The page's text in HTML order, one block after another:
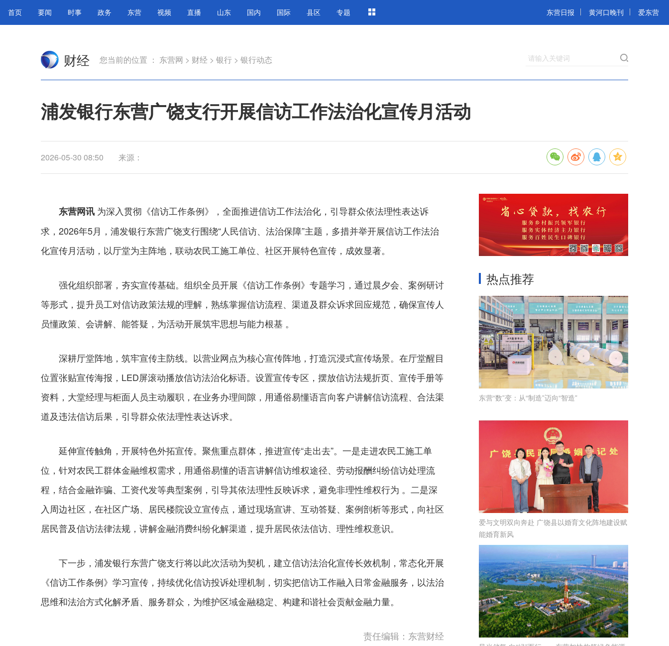
首页 要闻 时事 政务 东营 视频 直播 山东 国内 国际 县区 专题 东营日报 黄河口晚刊 爱东营
财经 您当前的位置 ： 东营网 > 财经 > 银行 > 银行动态 请输入关键词
浦发银行东营广饶支行开展信访工作法治化宣传月活动
2026-05-30 08:50 来源：
东营网讯 为深入贯彻《信访工作条例》，全面推进信访工作法治化，引导群众依法理性表达诉
求，2026年5月，浦发银行东营广饶支行围绕“人民信访、法治保障”主题，多措并举开展信访工作法治
化宣传月活动，以厅堂为主阵地，联动农民工施工单位、社区开展特色宣传，成效显著。
强化组织部署，夯实宣传基础。组织全员开展《信访工作条例》专题学习，通过晨夕会、案例研讨
等形式，提升员工对信访政策法规的理解，熟练掌握信访流程、渠道及群众诉求回应规范，确保宣传人
员懂政策、会讲解、能答疑，为活动开展筑牢思想与能力根基 。
深耕厅堂阵地，筑牢宣传主防线。以营业网点为核心宣传阵地，打造沉浸式宣传场景。在厅堂醒目
位置张贴宣传海报，LED屏滚动播放信访法治化标语。设置宣传专区，摆放信访法规折页、宣传手册等
资料，大堂经理与柜面人员主动履职，在业务办理间隙，用通俗易懂语言向客户讲解信访流程、合法渠
道及违法信访后果，引导群众依法理性表达诉求。
延伸宣传触角，开展特色外拓宣传。聚焦重点群体，推进宣传“走出去”。一是走进农民工施工单
位，针对农民工群体金融维权需求，用通俗易懂的语言讲解信访维权途径、劳动报酬纠纷信访处理流
程，结合金融诈骗、工资代发等典型案例，引导其依法理性反映诉求，避免非理性维权行为 。二是深
入周边社区，在社区广场、居民楼院设立宣传点，通过现场宣讲、互动答疑、案例剖析等形式，向社区
居民普及信访法律法规，讲解金融消费纠纷化解渠道，提升居民依法信访、理性维权意识。
下一步，浦发银行东营广饶支行将以此次活动为契机，建立信访法治化宣传长效机制，常态化开展
《信访工作条例》学习宣传，持续优化信访投诉处理机制，切实把信访工作融入日常金融服务，以法治
思维和法治方式化解矛盾、服务群众，为维护区域金融稳定、构建和谐社会贡献金融力量。
责任编辑：东营财经
热点推荐
东营“数”变：从“制造”迈向“智造”
爱与文明双向奔赴 广饶县以婚育文化阵地建设赋
能婚育新风